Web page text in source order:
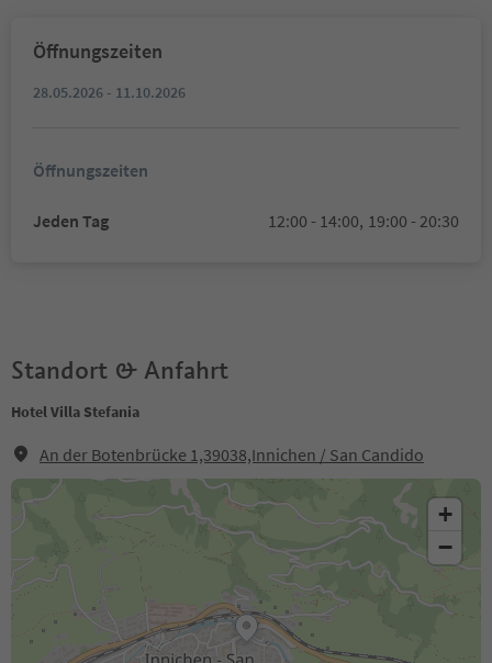
Öffnungszeiten
28.05.2026 - 11.10.2026
Öffnungszeiten
Jeden Tag 12:00 - 14:00, 19:00 - 20:30
Standort & Anfahrt
Hotel Villa Stefania
An der Botenbrücke 1,39038,Innichen / San Candido
+
−